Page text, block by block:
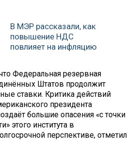
В МЭР рассказали, как
повышение НДС
повлияет на инфляцию
Федеральная резервная
Штатов продолжит
ставки. Критика действий
президента
большие опасения «с точки
этого института в
перспективе, отметил